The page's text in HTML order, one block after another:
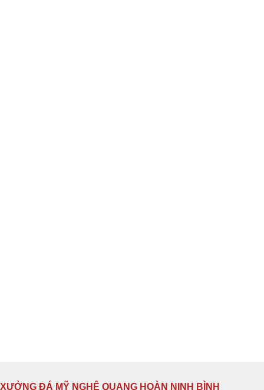
XƯỞNG ĐÁ MỸ NGHỆ QUANG HOÀN NINH BÌNH